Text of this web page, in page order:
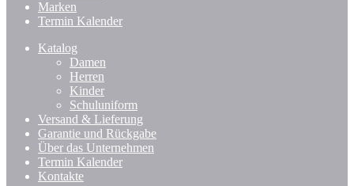
Marken
Termin Kalender
Katalog
Damen
Herren
Kinder
Schuluniform
Versand & Lieferung
Garantie und Rückgabe
Über das Unternehmen
Termin Kalender
Kontakte